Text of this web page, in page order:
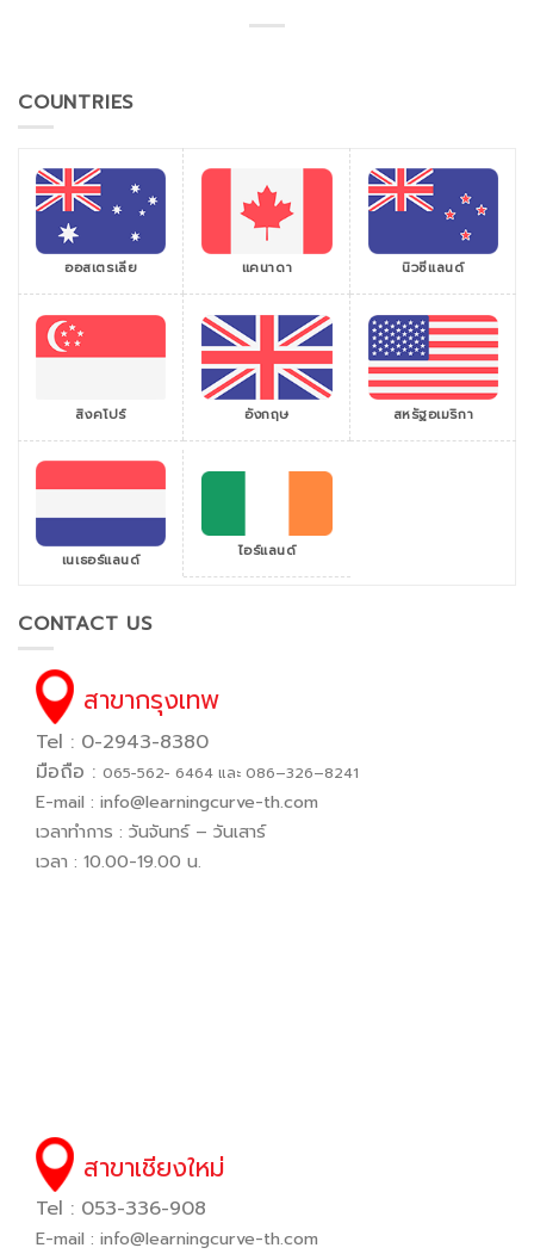
COUNTRIES
ออสเตรเลีย แคนาดา นิวซีแลนด์
สิงคโปร์ อังกฤษ สหรัฐอเมริกา
เนเธอร์แลนด์ ไอร์แลนด์
CONTACT US
สาขากรุงเทพ
Tel : 0-2943-8380
มือถือ : 065−562− 6464 และ 086–326–8241
E-mail : info@learningcurve-th.com
เวลาทำการ : วันจันทร์ – วันเสาร์
เวลา : 10.00-19.00 น.
สาขาเชียงใหม่
Tel : 053-336-908
E-mail : info@learningcurve-th.com